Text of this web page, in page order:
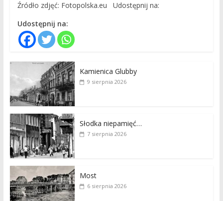
Źródło zdjęć: Fotopolska.eu Udostępnij na:
Udostępnij na:
Kamienica Glubby
9 sierpnia 2026
Słodka niepamięć…
7 sierpnia 2026
Most
6 sierpnia 2026